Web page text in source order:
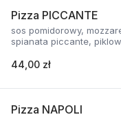
Pizza PICCANTE
sos pomidorowy,
spianata piccante,
44,00 zł
Pizza NAPOLI